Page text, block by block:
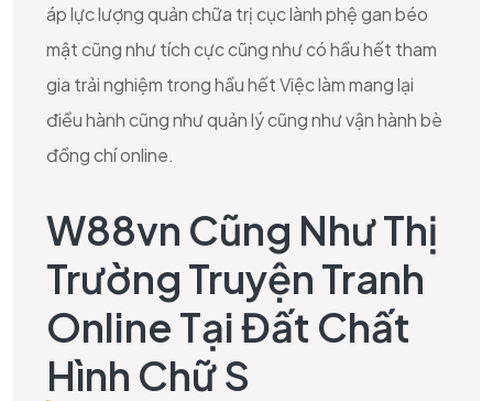
áp lực lượng quản chữa trị cục lành phệ gan béo
mật cũng như tích cực cũng như có hầu hết tham
gia trải nghiệm trong hầu hết Việc làm mang lại
điều hành cũng như quản lý cũng như vận hành bè
đồng chí online.
W88vn Cũng Như Thị
Trường Truyện Tranh
Online Tại Đất Chất
Hình Chữ S